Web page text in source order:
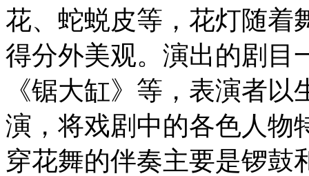
花、蛇蜕皮等，花灯随着
得分外美观。演出的剧目
《锯大缸》等，表演者
演，将戏剧中的各色人物
穿花舞的伴奏主要是锣鼓